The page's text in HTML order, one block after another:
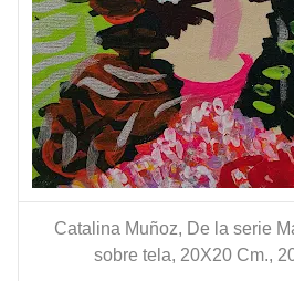
Catalina Muñoz, De la serie
sobre tela, 20X20 Cm.,